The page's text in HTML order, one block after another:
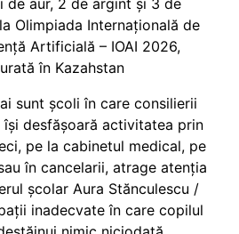
de aur, 2 de argint și 3 de
Olimpiada Internațională de
Artificială – IOAI 2026,
în Kazahstan
sunt școli în care consilierii
își desfășoară activitatea prin
pe la cabinetul medical, pe
în cancelarii, atrage atenția
școlar Aura Stănculescu /
inadecvate în care copilul